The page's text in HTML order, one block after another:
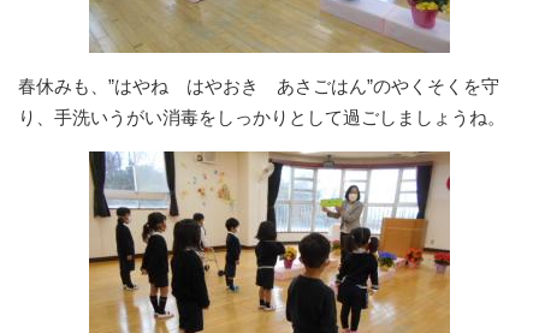
春休みも、”はやね はやおき あさごはん”のやくそくを守
り、手洗いうがい消毒をしっかりとして過ごしましょうね。